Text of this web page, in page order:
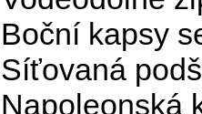
Boční kapsy
Síťovaná
Napoleonská